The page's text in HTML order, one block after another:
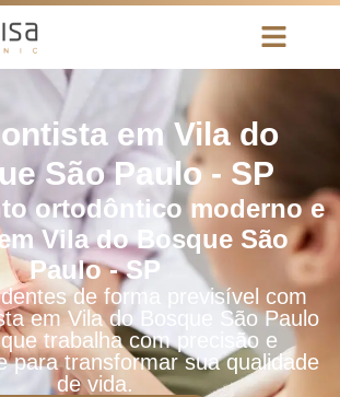
em Vila do
São Paulo - SP
ortodôntico moderno e
Vila do Bosque São
Paulo - SP
de forma previsível com
em Vila do Bosque São Paulo
trabalha com precisão e
para transformar sua qualidade
de vida.